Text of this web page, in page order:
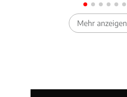
Mehr anzeigen